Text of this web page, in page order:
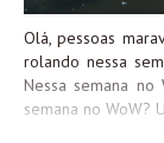
Olá, pessoas
rolando nessa
Nessa semana
semana no WoW?